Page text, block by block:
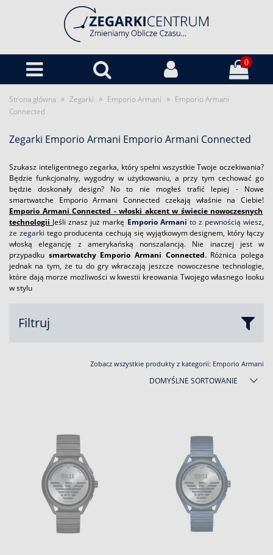
0
Strona główna » Zegarki » Emporio Armani » Emporio Armani
Connected
Zegarki Emporio Armani Emporio Armani Connected
Szukasz inteligentnego zegarka, który spełni wszystkie Twoje oczekiwania?
Będzie funkcjonalny, wygodny w użytkowaniu, a przy tym cechować go
będzie doskonały design? No to nie mogłeś trafić lepiej - Nowe
smartwatche Emporio Armani Connected czekają właśnie na Ciebie!
Emporio Armani Connected - włoski akcent w świecie nowoczesnych
technologii Jeśli znasz już markę Emporio Armani to z pewnością wiesz,
że zegarki tego producenta cechują się wyjątkowym designem, który łączy
włoską elegancję z amerykańską nonszalancją. Nie inaczej jest w
przypadku smartwatchy Emporio Armani Connected. Różnica polega
jednak na tym, że tu do gry wkraczają jeszcze nowoczesne technologie,
które dają morze możliwości w kwestii kreowania Twojego własnego looku
w stylu
Filtruj
Zobacz wszystkie produkty z kategorii: Emporio Armani
DOMYŚLNE SORTOWANIE